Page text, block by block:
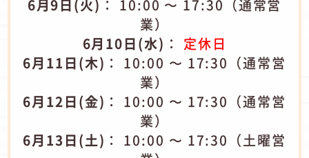
6月9日(火) ： 10:00 〜 17:30（通常営
業）
6月10日(水) ： 定休日
6月11日(木) ： 10:00 〜 17:30（通常営
業）
6月12日(金) ： 10:00 〜 17:30（通常営
業）
6月13日(土) ： 10:00 〜 17:30（土曜営